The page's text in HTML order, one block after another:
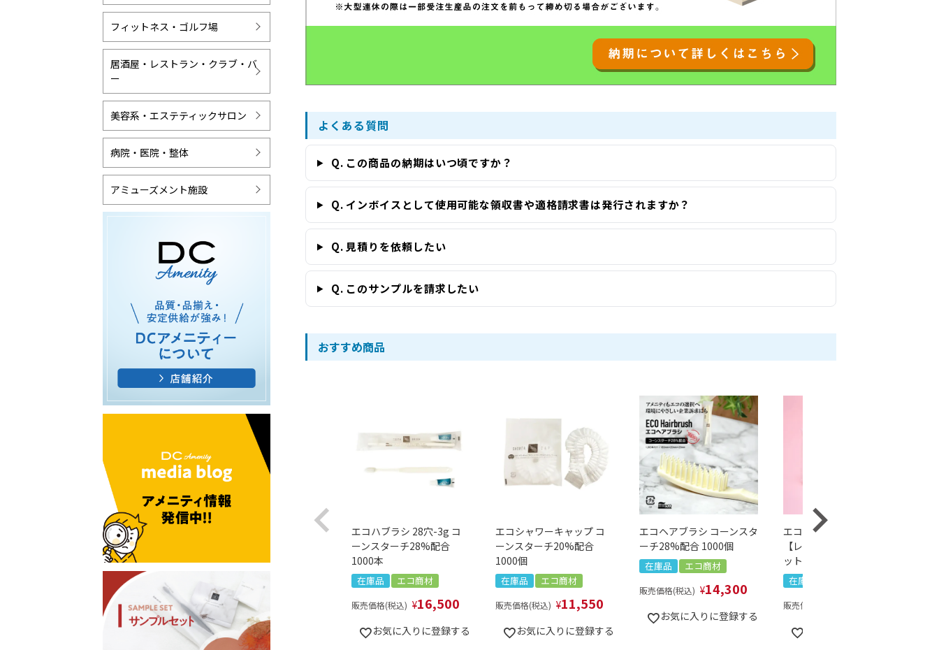
フィットネス・ゴルフ場
居酒屋・レストラン・クラブ・バ
ー
美容系・エステティックサロン
病院・医院・整体
アミューズメント施設
よくある質問
Q. この商品の納期はいつ頃ですか？
Q. インボイスとして使用可能な領収書や適格請求書は発行されますか？
Q. 見積りを依頼したい
Q. このサンプルを請求したい
おすすめ商品
エコハブラシ 28穴-3g コ
ーンスターチ28%配合
1000本
在庫品 エコ商材
販売価格(税込) ¥16,500
お気に入りに登録する
エコシャワーキャップ コ
ーンスターチ20%配合
1000個
在庫品 エコ商材
販売価格(税込) ¥11,550
お気に入りに登録する
エコヘアブラシ コーンスタ
ーチ28%配合 1000個
在庫品 エコ商材
販売価格(税込) ¥14,300
お気に入りに登録する
エコテックスボディタオル
【レギュラー】 クリアマ
ットシリーズ 1000個
在庫品
販売価格(税込)